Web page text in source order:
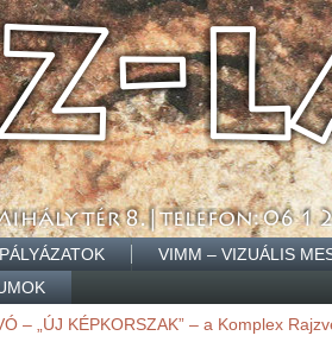
PÁLYÁZATOK VIMM – VIZUÁLIS
– „ÚJ KÉPKORSZAK” – a Komplex